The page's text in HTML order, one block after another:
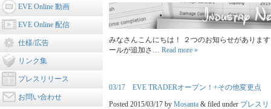
EVE Online 動画
EVE Online 配信
仕様/広告
リンク集
プレスリリース
お問い合わせ
みなさんこんにちは！ ２つのお知らせがありま
ールが追加さ… Read more »
03/17 EVE TRADERオープン！+その他変更点
Posted 2015/03/17 by Mosanta & filed under プレス